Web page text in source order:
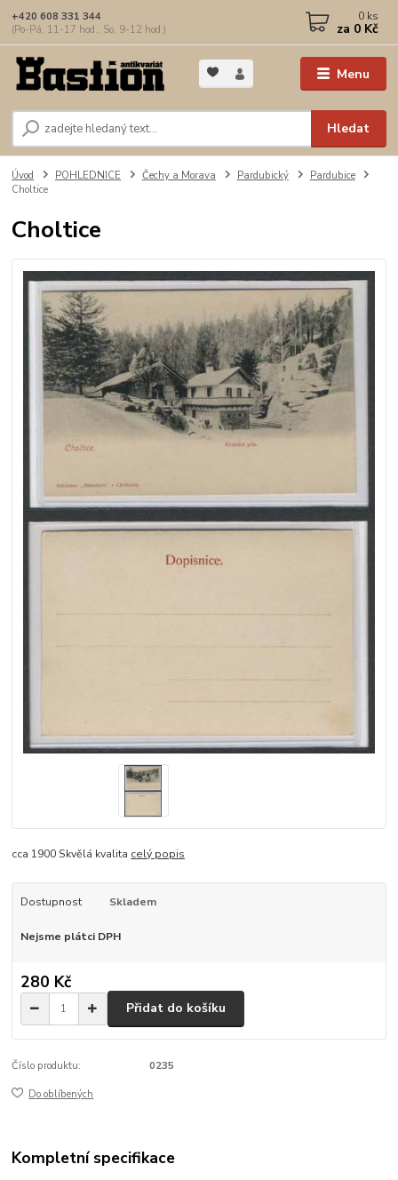
Menu
Hledat
+420 608 331 344
(Po-Pá, 11-17 hod.; So, 9-12 hod.)
0 ks
za 0 Kč
Úvod POHLEDNICE Čechy a Morava Pardubický
Pardubice
Choltice
Choltice
cca 1900 Skvělá kvalita celý popis
Dostupnost Skladem
Nejsme plátci DPH
280 Kč
Přidat do košíku
Číslo produktu: 0235
Do oblíbených
Kompletní specifikace